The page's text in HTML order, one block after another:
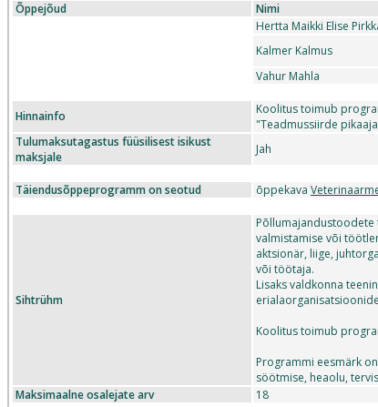
Õppejõud
Nimi
Hertta Maikki Elise
Kalmer Kalmus
Vahur Mahla
Hinnainfo
Koolitus toimub
"Teadmussiirde
Tulumaksutagastus füüsilisest isikust
maksjale
Jah
Täiendusõppeprogramm on seotud õppekava
Sihtrühm
valmistamise või
aktsionär, liige,
või töötaja.
Lisaks valdkonna
Koolitus toimub
Programmi eesmärk
söötmise, heaolu,
Maksimaalne osalejate arv
18